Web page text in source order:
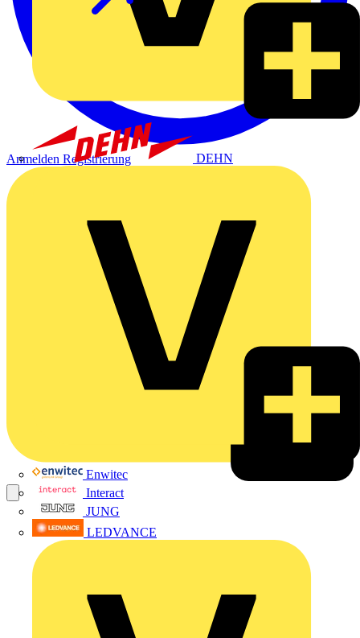
DEHN
Enwitec
Interact
JUNG
LEDVANCE
Anmelden Registrierung